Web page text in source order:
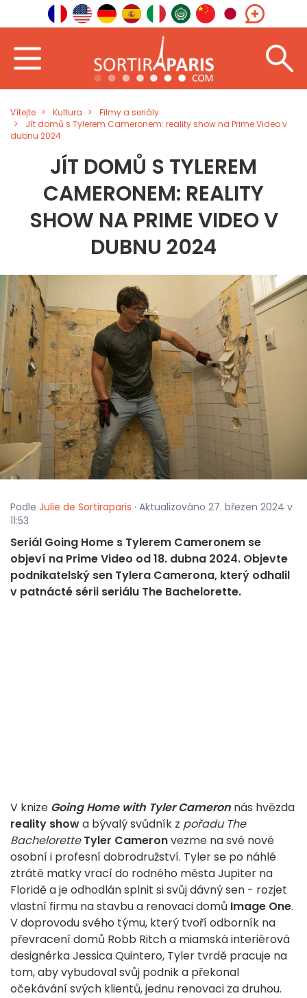
Vítejte Kultura
Filmy a seriály
Jít domů s Tylerem Cameronem: reality show na Prime Video v
dubnu 2024
JÍT DOMŮ S TYLEREM
CAMERONEM: REALITY
SHOW NA PRIME VIDEO V
DUBNU 2024
Podle Julie de Sortiraparis · Aktualizováno 27. březen 2024 v
11:53
Seriál Going Home s Tylerem Cameronem se
objeví na Prime Video od 18. dubna 2024. Objevte
podnikatelský sen Tylera Camerona, který odhalil
v patnácté sérii seriálu The Bachelorette.
V knize Going Home with Tyler Cameron nás hvězda
reality showa bývalý svůdník z pořadu The
Bachelorette Tyler Cameronvezme na své nové
osobní i profesní dobrodružství. Tyler se po náhlé
ztrátě matky vrací do rodného města Jupiter na
Floridě a je odhodlán splnit si svůj dávný sen - rozjet
vlastní firmu na stavbu a renovaci domů Image One.
V doprovodu svého týmu, který tvoří odborník na
převracení domů Robb Ritch a miamská interiérová
designérka Jessica Quintero, Tyler tvrdě pracuje na
tom, aby vybudoval svůj podnik a překonal
očekávání svých klientů, jednu renovaci za druhou.